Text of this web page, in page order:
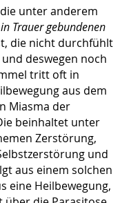
unter anderem
Trauer gebundenen
die nicht durchfühlt
deswegen noch
tritt oft in
aus dem
Miasma der
beinhaltet unter
Zerstörung,
und
aus einem solchen
eine Heilbewegung,